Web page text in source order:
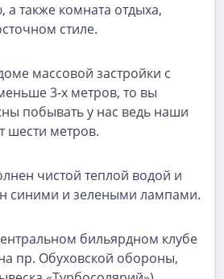
а также комната отдыха,
стиле.
массовой застройки с
3-х метров, то вы
побывать у нас ведь наши
шести метров.
чистой теплой водой и
синими и зелеными лампами.
бильярдном клубе
пр. Обуховской обороны,